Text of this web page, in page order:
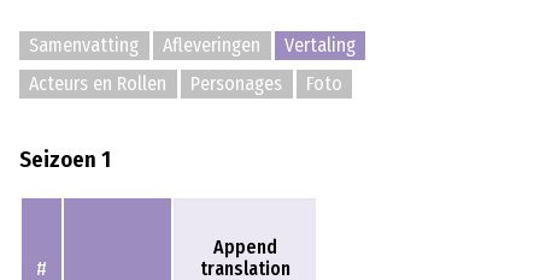
Samenvatting Afleveringen
Vertaling
Acteurs en Rollen
Personages Foto
Seizoen 1
#
Append
translation